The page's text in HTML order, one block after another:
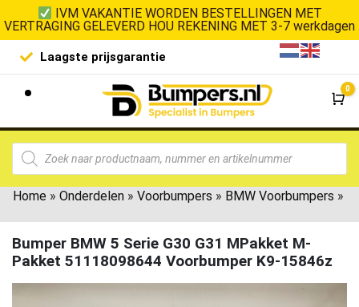
IVM VAKANTIE WORDEN BESTELLINGEN MET
VERTRAGING GELEVERD HOU REKENING MET 3-7 werkdagen
Laagste prijsgarantie De
0
Home » Onderdelen » Voorbumpers » BMW Voorbumpers »
Bumper BMW 5 Serie G30 G31 MPakket M-
Pakket 51118098644 Voorbumper K9-15846z